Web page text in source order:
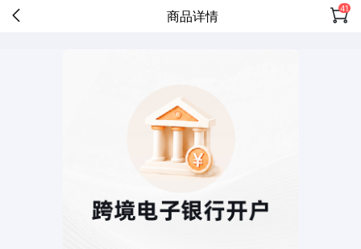
商品详情 41